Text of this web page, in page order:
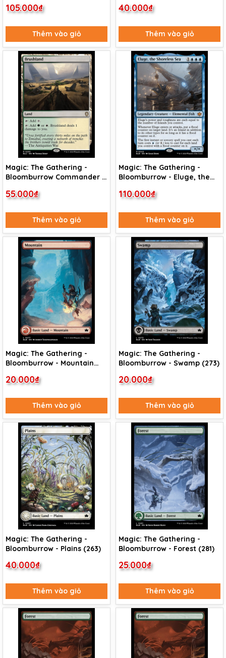
105.000₫
Thêm vào giỏ
40.000₫
Thêm vào giỏ
Magic: The Gathering -
Bloomburrow Commander -
55.000₫
Thêm vào giỏ
Magic: The Gathering -
Bloomburrow - Eluge, the
110.000₫
Thêm vào giỏ
Magic: The Gathering -
Bloomburrow - Mountain
20.000₫
Thêm vào giỏ
Magic: The Gathering -
Bloomburrow - Swamp (273)
20.000₫
Thêm vào giỏ
Magic: The Gathering -
Bloomburrow - Plains (263)
40.000₫
Thêm vào giỏ
Magic: The Gathering -
Bloomburrow - Forest (281)
25.000₫
Thêm vào giỏ